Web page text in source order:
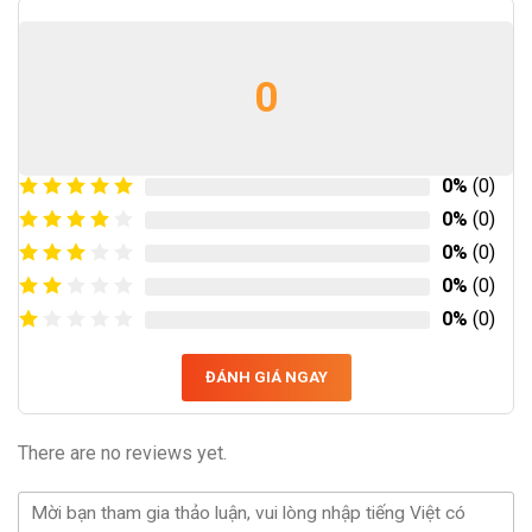
0
0% (0)
0% (0)
0% (0)
0% (0)
0% (0)
ĐÁNH GIÁ NGAY
There are no reviews yet.